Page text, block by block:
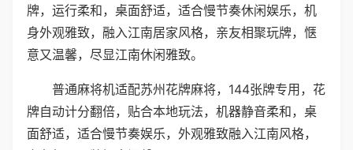
牌，运行柔和，桌面舒适，适合慢节奏休闲娱乐，机
身外观雅致，融入江南居家风格，亲友相聚玩牌，惬
意又温馨，尽显江南休闲雅致。
普通麻将机适配苏州花牌麻将，144张牌专用，花
牌自动计分翻倍，贴合本地玩法，机器静音柔和，桌
面舒适，适合慢节奏娱乐，外观雅致融入江南风格，